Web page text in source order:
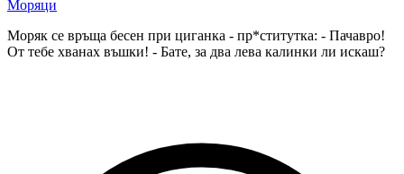
Моряци
Моряк се връща бесен при циганка - пр*ститутка: - Пачавро!
От тебе хванах въшки! - Бате, за два лева калинки ли искаш?